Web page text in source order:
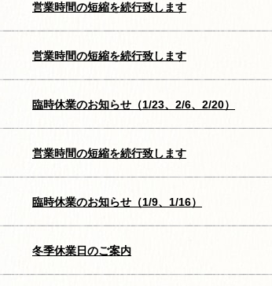
営業時間の短縮を続行致します
営業時間の短縮を続行致します
臨時休業のお知らせ（1/23、2/6、2/20）
営業時間の短縮を続行致します
臨時休業のお知らせ（1/9、1/16）
冬季休業日のご案内